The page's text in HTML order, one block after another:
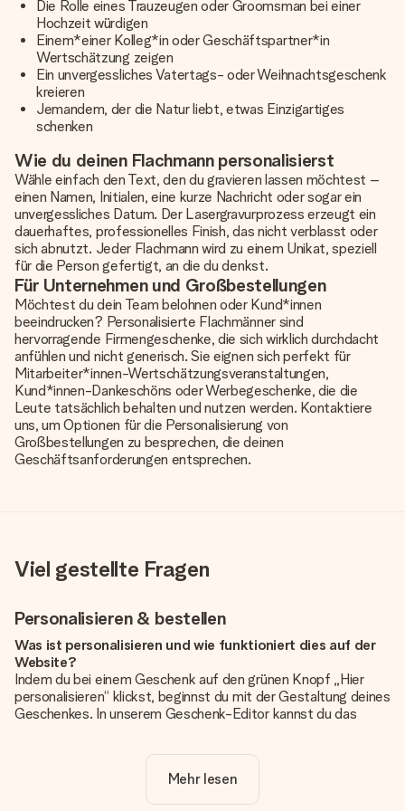
Die Rolle eines Trauzeugen oder Groomsman bei einer
Hochzeit würdigen
Einem*einer Kolleg*in oder Geschäftspartner*in
Wertschätzung zeigen
Ein unvergessliches Vatertags- oder Weihnachtsgeschenk
kreieren
Jemandem, der die Natur liebt, etwas Einzigartiges
schenken
Wie du deinen Flachmann personalisierst
Wähle einfach den Text, den du gravieren lassen möchtest –
einen Namen, Initialen, eine kurze Nachricht oder sogar ein
unvergessliches Datum. Der Lasergravurprozess erzeugt ein
dauerhaftes, professionelles Finish, das nicht verblasst oder
sich abnutzt. Jeder Flachmann wird zu einem Unikat, speziell
für die Person gefertigt, an die du denkst.
Für Unternehmen und Großbestellungen
Möchtest du dein Team belohnen oder Kund*innen
beeindrucken? Personalisierte Flachmänner sind
hervorragende Firmengeschenke, die sich wirklich durchdacht
anfühlen und nicht generisch. Sie eignen sich perfekt für
Mitarbeiter*innen-Wertschätzungsveranstaltungen,
Kund*innen-Dankeschöns oder Werbegeschenke, die die
Leute tatsächlich behalten und nutzen werden. Kontaktiere
uns, um Optionen für die Personalisierung von
Großbestellungen zu besprechen, die deinen
Geschäftsanforderungen entsprechen.
Viel gestellte Fragen
Personalisieren & bestellen
Was ist personalisieren und wie funktioniert dies auf der
Website?
Indem du bei einem Geschenk auf den grünen Knopf „Hier
personalisieren“ klickst, beginnst du mit der Gestaltung deines
Geschenkes. In unserem Geschenk-Editor kannst du das
noch eines unserer angebotenen Designs, um deinem
Geschenk die perfekte Ausstrahlung zu verleihen.
Mehr lesen